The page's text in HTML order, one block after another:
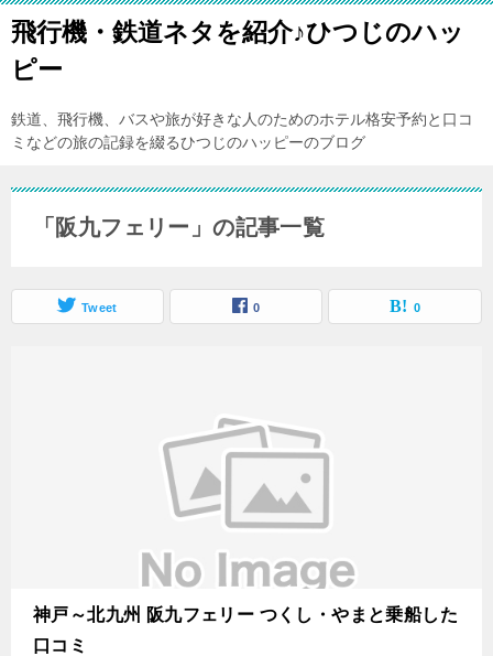
飛行機・鉄道ネタを紹介♪ひつじのハッ
ピー
鉄道、飛行機、バスや旅が好きな人のためのホテル格安予約と口コ
ミなどの旅の記録を綴るひつじのハッピーのブログ
「阪九フェリー」の記事一覧
Tweet 0 0
神戸～北九州 阪九フェリー つくし・やまと乗船した
口コミ